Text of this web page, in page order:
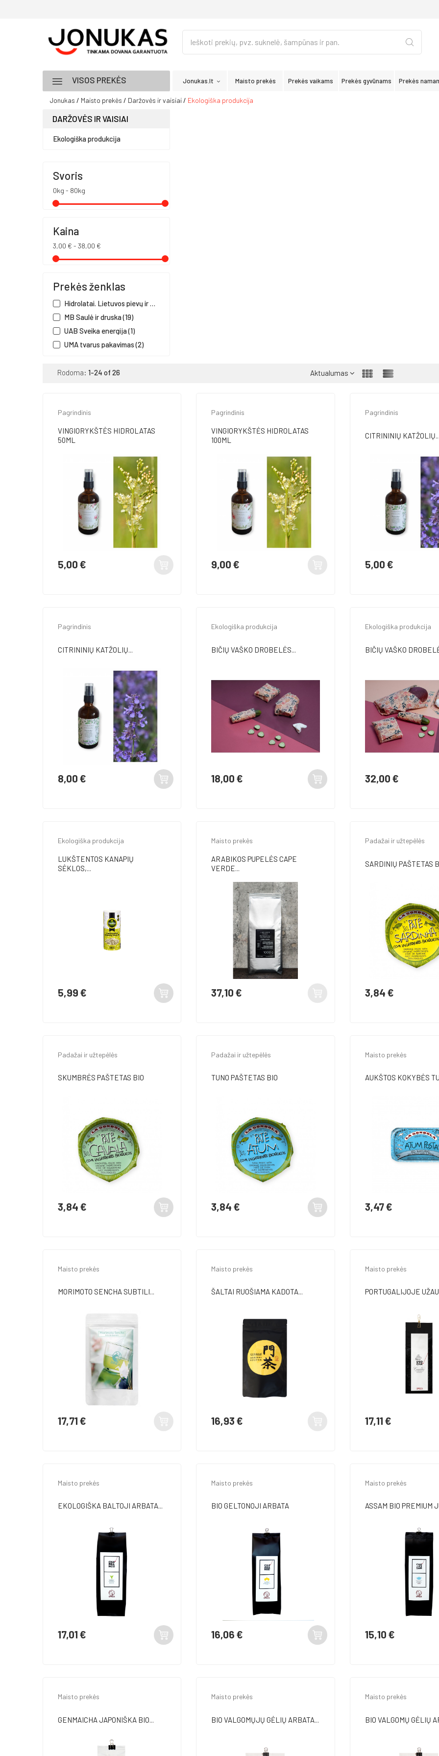
VISOS PREKĖS Jonukas.lt Maisto prekės Prekės vaikams Prekės gyvūnams Prekės
Jonukas Maisto prekės Daržovės ir vaisiai Ekologiška produkcija
DARŽOVĖS IR VAISIAI
Ekologiška produkcija
Svoris
0kg - 80kg
Kaina
3,00 € - 38,00 €
Prekės ženklas
Hidrolatai. Lietuvos pievų ir miškų
MB Saulė ir druska(19)
UAB Sveika energija(1)
UMA tvarus pakavimas(2)
Rodoma: 1-24 of 26 Aktualumas
Pagrindinis
VINGIORYKŠTĖS HIDROLATAS
50ML
Kaina
5,00 €
Pagrindinis
VINGIORYKŠTĖS HIDROLATAS
100ML
Kaina
9,00 €
Pagrindinis
CITRININIŲ
Kaina
5,00 €
Pagrindinis
CITRININIŲ KATŽOLIŲ...
Kaina
8,00 €
Ekologiška produkcija
BIČIŲ VAŠKO DROBELĖS...
Kaina
18,00 €
Ekologiška produkcija
BIČIŲ VAŠKO
Kaina
32,00 €
Ekologiška produkcija
LUKŠTENTOS KANAPIŲ
SĖKLOS,...
Kaina
5,99 €
Maisto prekės
ARABIKOS PUPELĖS CAPE
VERDE...
Kaina
37,10 €
Padažai ir užtepėlės
SARDINIŲ PAŠTETAS
Kaina
3,84 €
Padažai ir užtepėlės
SKUMBRĖS PAŠTETAS BIO
Kaina
3,84 €
Padažai ir užtepėlės
TUNO PAŠTETAS BIO
Kaina
3,84 €
Maisto prekės
AUKŠTOS KOKYBĖS
Kaina
3,47 €
Maisto prekės
MORIMOTO SENCHA SUBTILI...
Kaina
17,71 €
Maisto prekės
ŠALTAI RUOŠIAMA KADOTA...
Kaina
16,93 €
Maisto prekės
PORTUGALIJOJE
Kaina
17,11 €
Maisto prekės
EKOLOGIŠKA BALTOJI ARBATA...
Kaina
17,01 €
Maisto prekės
BIO GELTONOJI ARBATA
Kaina
16,06 €
Maisto prekės
ASSAM BIO PREMIUM
Kaina
15,10 €
Maisto prekės
GENMAICHA JAPONIŠKA BIO...
Maisto prekės
BIO VALGOMŲJŲ GĖLIŲ ARBATA...
Maisto prekės
BIO VALGOMŲ GĖLIŲ